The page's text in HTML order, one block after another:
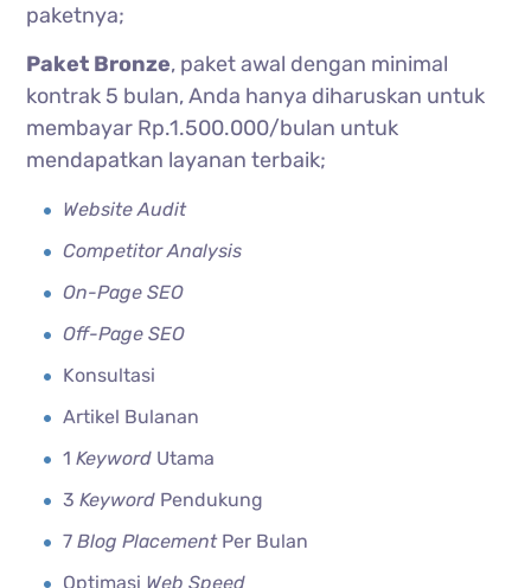
paketnya;
Paket Bronze, paket awal dengan minimal
kontrak 5 bulan, Anda hanya diharuskan untuk
membayar Rp.1.500.000/bulan untuk
mendapatkan layanan terbaik;
Website Audit
Competitor Analysis
On-Page SEO
Off-Page SEO
Konsultasi
Artikel Bulanan
1Keyword Utama
3Keyword Pendukung
7Blog PlacementPer Bulan
Optimasi Web Speed